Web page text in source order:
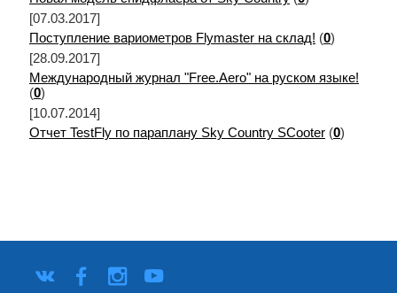
[07.03.2017]
Поступление вариометров Flymaster на склад! (0)
[28.09.2017]
Международный журнал "Free.Aero" на руском языке!
(0)
[10.07.2014]
Отчет TestFly по параплану Sky Country SCooter (0)